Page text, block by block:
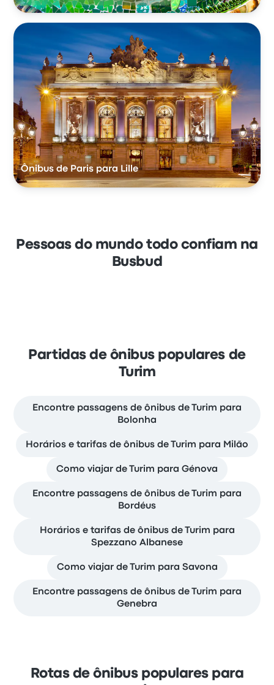
Ônibus de Paris para Lille
Pessoas do mundo todo confiam na
Busbud
Partidas de ônibus populares de
Turim
Encontre passagens de ônibus de Turim para
Bolonha
Horários e tarifas de ônibus de Turim para Milão
Como viajar de Turim para Génova
Encontre passagens de ônibus de Turim para
Bordéus
Horários e tarifas de ônibus de Turim para
Spezzano Albanese
Como viajar de Turim para Savona
Encontre passagens de ônibus de Turim para
Genebra
Rotas de ônibus populares para